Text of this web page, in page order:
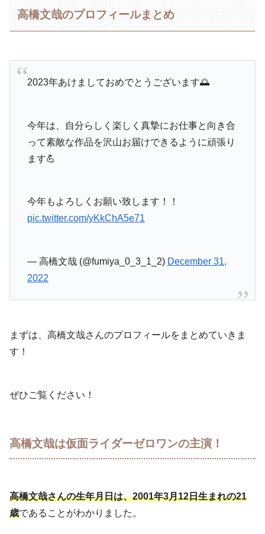
高橋文哉のプロフィールまとめ
2023年あけましておめでとうございます🌅
今年は、自分らしく楽しく真摯にお仕事と向き合
って素敵な作品を沢山お届けできるように頑張り
ます💪
今年もよろしくお願い致します！！
pic.twitter.com/yKkChA5e71
— 高橋文哉 (@fumiya_0_3_1_2) December 31,
2022
まずは、高橋文哉さんのプロフィールをまとめていきま
す！
ぜひご覧ください！
高橋文哉は仮面ライダーゼロワンの主演！
高橋文哉さんの生年月日は、2001年3月12日生まれの21
歳であることがわかりました。